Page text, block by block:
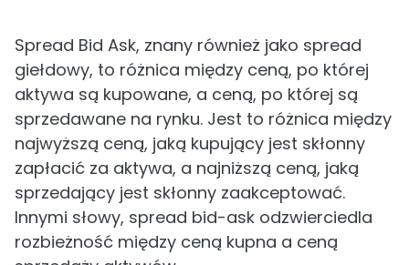
Spread Bid Ask, znany również jako spread
giełdowy, to różnica między ceną, po której
aktywa są kupowane, a ceną, po której są
sprzedawane na rynku. Jest to różnica między
najwyższą ceną, jaką kupujący jest skłonny
zapłacić za aktywa, a najniższą ceną, jaką
sprzedający jest skłonny zaakceptować.
Innymi słowy, spread bid-ask odzwierciedla
rozbieżność między ceną kupna a ceną